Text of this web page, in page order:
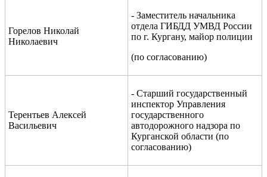
Горелов Николай
Николаевич
- Заместитель начальника
отдела ГИБДД УМВД России
по г. Кургану, майор полиции
(по согласованию)
Терентьев Алексей
Васильевич
- Старший государственный
инспектор Управления
государственного
автодорожного надзора по
Курганской области (по
согласованию)